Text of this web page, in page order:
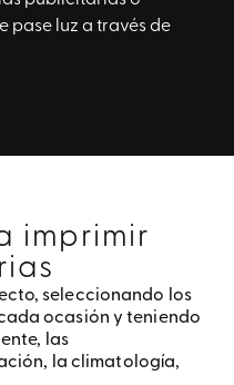
pase luz a través de
imprimir
seleccionando los
ocasión y teniendo
las
la climatología,